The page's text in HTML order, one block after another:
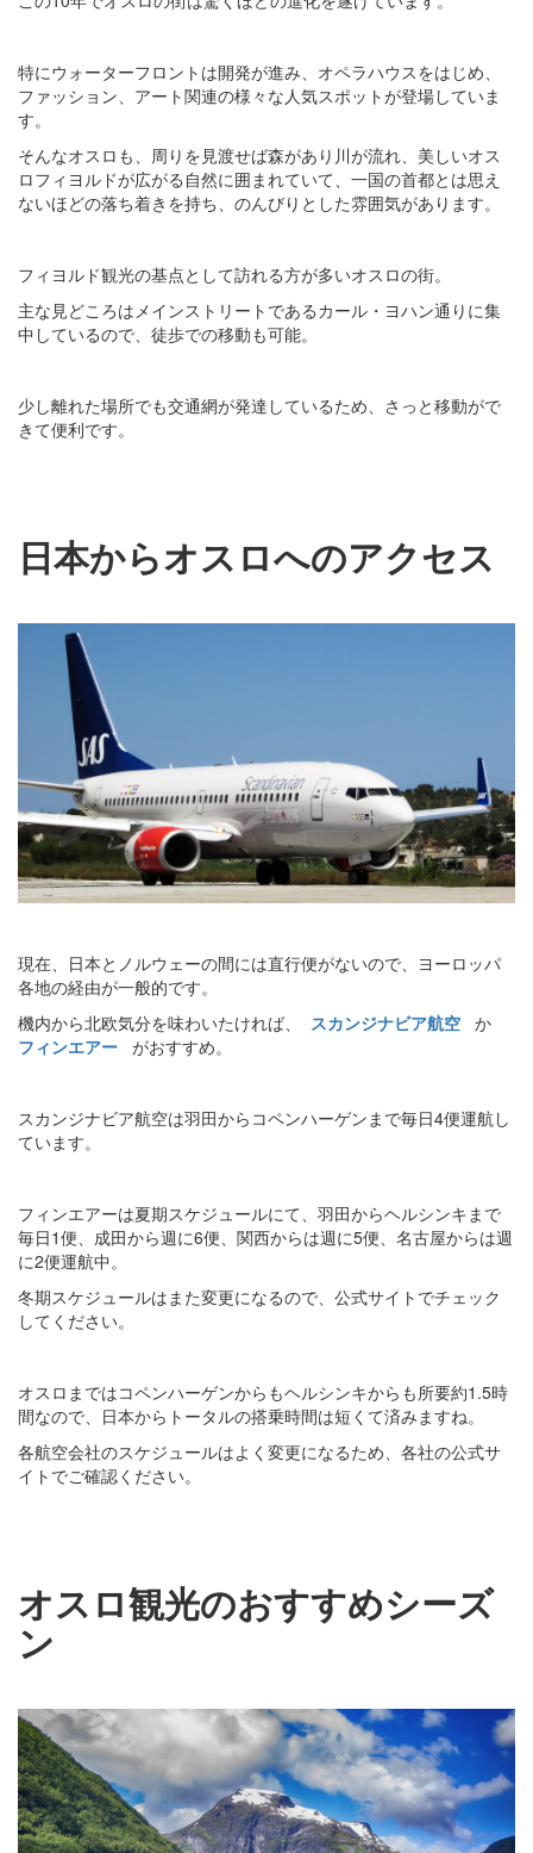
特にウォーターフロントは開発が進み、オペラハウスをはじめ、
ファッション、アート関連の様々な人気スポットが登場していま
す。
そんなオスロも、周りを見渡せば森があり川が流れ、美しいオス
ロフィヨルドが広がる自然に囲まれていて、一国の首都とは思え
ないほどの落ち着きを持ち、のんびりとした雰囲気があります。
フィヨルド観光の基点として訪れる方が多いオスロの街。
主な見どころはメインストリートであるカール・ヨハン通りに集
中しているので、徒歩での移動も可能。
少し離れた場所でも交通網が発達しているため、さっと移動がで
きて便利です。
日本からオスロへのアクセス
現在、日本とノルウェーの間には直行便がないので、ヨーロッパ
各地の経由が一般的です。
機内から北欧気分を味わいたければ、 スカンジナビア航空 か
フィンエアー がおすすめ。
スカンジナビア航空は羽田からコペンハーゲンまで毎日4便運航し
ています。
フィンエアーは夏期スケジュールにて、羽田からヘルシンキまで
毎日1便、成田から週に6便、関西からは週に5便、名古屋からは週
に2便運航中。
冬期スケジュールはまた変更になるので、公式サイトでチェック
してください。
オスロまではコペンハーゲンからもヘルシンキからも所要約1.5時
間なので、日本からトータルの搭乗時間は短くて済みますね。
各航空会社のスケジュールはよく変更になるため、各社の公式サ
イトでご確認ください。
オスロ観光のおすすめシーズ
ン